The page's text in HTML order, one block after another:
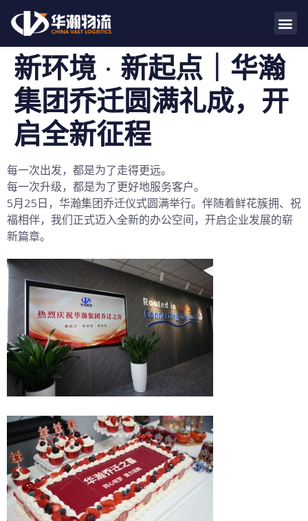
新环境 · 新起点｜华瀚
集团乔迁圆满礼成，开
启全新征程
每一次出发，都是为了走得更远。
每一次升级，都是为了更好地服务客户。
5月25日，华瀚集团乔迁仪式圆满举行。伴随着鲜花簇拥、祝
福相伴，我们正式迈入全新的办公空间，开启企业发展的崭
新篇章。